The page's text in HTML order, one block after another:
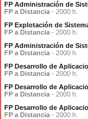
FP Administración de
FP a Distancia - 2000 h.
FP Explotación de
FP a Distancia - 2000 h.
FP Administración de
FP a Distancia - 2000 h.
FP Desarrollo de
FP a Distancia - 2000 h.
FP Desarrollo de
FP a Distancia - 2000 h.
FP Desarrollo de
FP a Distancia - 2000 h.